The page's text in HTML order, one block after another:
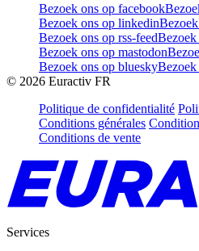
Bezoek ons op facebook
Bezoek ons op linkedin
Bezoek ons op rss-feedBezoek
Bezoek ons op mastodon
Bezoek ons op blueskyBezoek
© 2026 Euractiv FR
Politique de confidentialité
Conditions générales
Conditions de vente
Services